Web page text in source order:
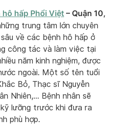
hấp Phổi Việt – Quận 10,
trung tâm lớn chuyên
về các bệnh hô hấp ở
công tác và làm việc tại
năm kinh nghiệm, được
ngoài. Một số tên tuổi
Bỏ, Thạc sĩ Nguyễn
Nhiên,… Bệnh nhân sẽ
lưỡng trước khi đưa ra
phù hợp.